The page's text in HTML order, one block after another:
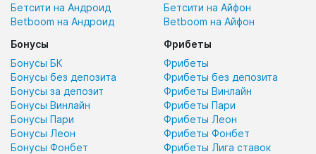
Бетсити на Андроид
Betboom на Андроид
Бетсити на Айфон
Betboom на Айфон
Бонусы
Бонусы БК
Бонусы без депозита
Бонусы за депозит
Бонусы Винлайн
Бонусы Пари
Бонусы Леон
Бонусы Фонбет
Фрибеты
Фрибеты
Фрибеты без депозита
Фрибеты Винлайн
Фрибеты Пари
Фрибеты Леон
Фрибеты Фонбет
Фрибеты Лига ставок